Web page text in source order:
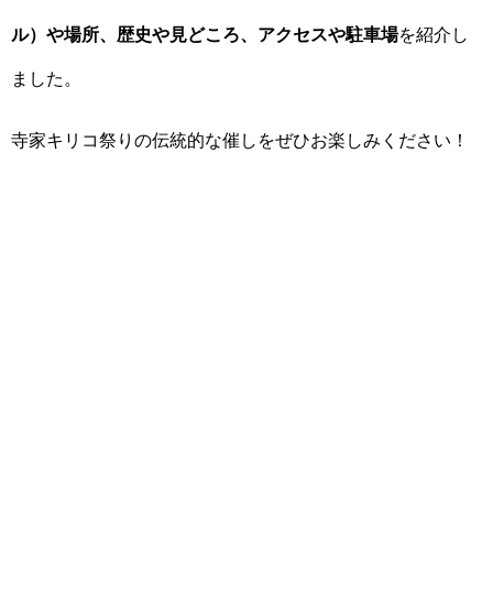
ル）や場所、歴史や見どころ、アクセスや駐車場を紹介し
ました。
寺家キリコ祭りの伝統的な催しをぜひお楽しみください！